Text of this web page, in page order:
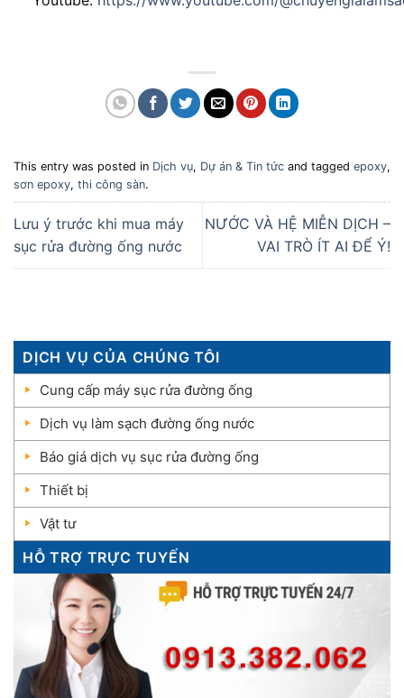
This entry was posted in Dịch vụ, Dự án & Tin tức and tagged epoxy,
sơn epoxy, thi công sàn.
Lưu ý trước khi mua máy
sục rửa đường ống nước
NƯỚC VÀ HỆ MIỄN DỊCH –
VAI TRÒ ÍT AI ĐỂ Ý!
DỊCH VỤ CỦA CHÚNG TÔI
Cung cấp máy sục rửa đường ống
Dịch vụ làm sạch đường ống nước
Báo giá dịch vụ sục rửa đường ống
Thiết bị
Vật tư
HỖ TRỢ TRỰC TUYẾN